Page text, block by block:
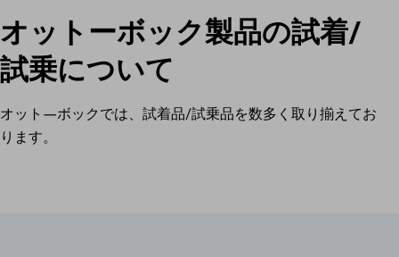
オットーボック製品の試着/
試乗について
オット―ボックでは、試着品/試乗品を数多く取り揃えてお
ります。